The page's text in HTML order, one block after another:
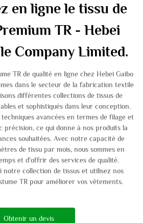
en ligne le tissu de
TR - Hebei
Company Limited.
TR de qualité en ligne chez Hebei Gaibo
dans le secteur de la fabrication textile
différentes collections de tissus de
et sophistiqués dans leur conception.
avancées en termes de filage et
précision, ce qui donne à nos produits la
souhaitées. Avec notre capacité de
de tissu par mois, nous sommes en
et d'offrir des services de qualité.
notre collection de tissus et utilisez nos
TR pour améliorer vos vêtements.
Obtenir un devis